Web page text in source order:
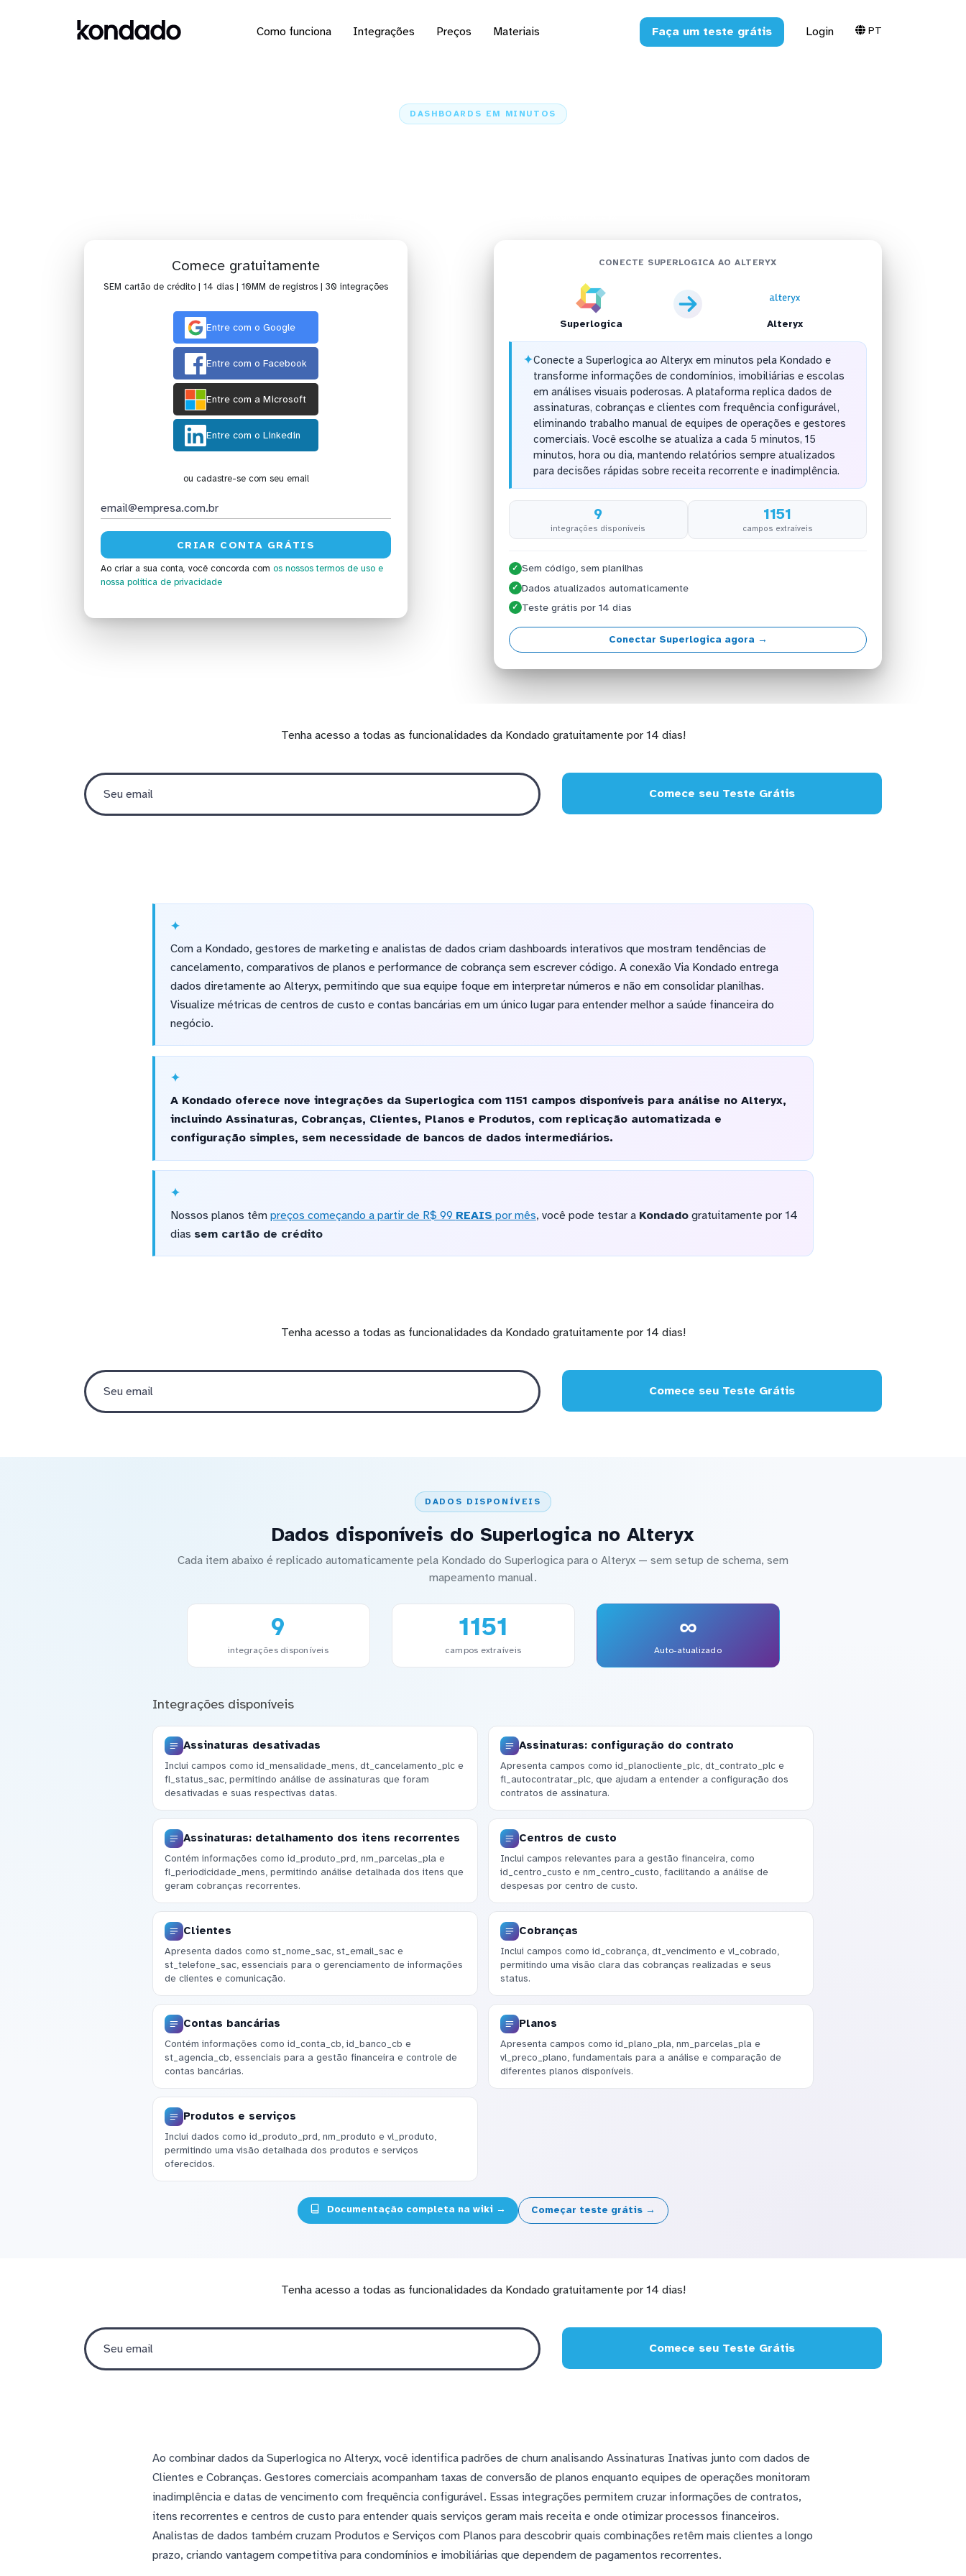
Como funciona Integrações Preços Materiais Faça um teste grátis Login PT
DASHBOARDS EM MINUTOS
Comece gratuitamente
SEM cartão de crédito | 14 dias | 10MM de registros | 30 integrações
Entre com o Google
Entre com o Facebook
Entre com a Microsoft
Entre com o Linkedin
ou cadastre-se com seu email
Ao criar a sua conta, você concorda com os nossos termos de uso e
nossa política de privacidade
CONECTE SUPERLOGICA AO ALTERYX
Superlogica Alteryx
✦Conecte a Superlogica ao Alteryx em minutos pela Kondado e
transforme informações de condomínios, imobiliárias e escolas
em análises visuais poderosas. A plataforma replica dados de
assinaturas, cobranças e clientes com frequência configurável,
eliminando trabalho manual de equipes de operações e gestores
comerciais. Você escolhe se atualiza a cada 5 minutos, 15
minutos, hora ou dia, mantendo relatórios sempre atualizados
para decisões rápidas sobre receita recorrente e inadimplência.
9
integrações disponíveis
1151
campos extraíveis
✓ Sem código, sem planilhas
✓ Dados atualizados automaticamente
✓ Teste grátis por 14 dias
Conectar Superlogica agora →
Tenha acesso a todas as funcionalidades da Kondado gratuitamente por 14 dias!
Comece seu Teste Grátis
Com a Kondado, gestores de marketing e analistas de dados criam dashboards interativos que mostram tendências de
cancelamento, comparativos de planos e performance de cobrança sem escrever código. A conexão Via Kondado entrega
dados diretamente ao Alteryx, permitindo que sua equipe foque em interpretar números e não em consolidar planilhas.
Visualize métricas de centros de custo e contas bancárias em um único lugar para entender melhor a saúde financeira do
negócio.
A Kondado oferece nove integrações da Superlogica com 1151 campos disponíveis para análise no Alteryx,
incluindo Assinaturas, Cobranças, Clientes, Planos e Produtos, com replicação automatizada e
configuração simples, sem necessidade de bancos de dados intermediários.
Nossos planos têm preços começando a partir de R$ 99 REAIS por mês, você pode testar a Kondadogratuitamente por 14
dias sem cartão de crédito
Tenha acesso a todas as funcionalidades da Kondado gratuitamente por 14 dias!
Comece seu Teste Grátis
DADOS DISPONÍVEIS
Dados disponíveis do Superlogica no Alteryx
Cada item abaixo é replicado automaticamente pela Kondado do Superlogica para o Alteryx — sem setup de schema, sem
mapeamento manual.
9
integrações disponíveis
1151
campos extraíveis
∞
Auto-atualizado
Integrações disponíveis
Assinaturas desativadas
Inclui campos como id_mensalidade_mens, dt_cancelamento_plc e
fl_status_sac, permitindo análise de assinaturas que foram
desativadas e suas respectivas datas.
Assinaturas: configuração do contrato
Apresenta campos como id_planocliente_plc, dt_contrato_plc e
fl_autocontratar_plc, que ajudam a entender a configuração dos
contratos de assinatura.
Assinaturas: detalhamento dos itens recorrentes
Contém informações como id_produto_prd, nm_parcelas_pla e
fl_periodicidade_mens, permitindo análise detalhada dos itens que
geram cobranças recorrentes.
Centros de custo
Inclui campos relevantes para a gestão financeira, como
id_centro_custo e nm_centro_custo, facilitando a análise de
despesas por centro de custo.
Clientes
Apresenta dados como st_nome_sac, st_email_sac e
st_telefone_sac, essenciais para o gerenciamento de informações
de clientes e comunicação.
Cobranças
Inclui campos como id_cobrança, dt_vencimento e vl_cobrado,
permitindo uma visão clara das cobranças realizadas e seus
status.
Contas bancárias
Contém informações como id_conta_cb, id_banco_cb e
st_agencia_cb, essenciais para a gestão financeira e controle de
contas bancárias.
Planos
Apresenta campos como id_plano_pla, nm_parcelas_pla e
vl_preco_plano, fundamentais para a análise e comparação de
diferentes planos disponíveis.
Produtos e serviços
Inclui dados como id_produto_prd, nm_produto e vl_produto,
permitindo uma visão detalhada dos produtos e serviços
oferecidos.
Documentação completa na wiki → Começar teste grátis →
Tenha acesso a todas as funcionalidades da Kondado gratuitamente por 14 dias!
Comece seu Teste Grátis
Ao combinar dados da Superlogica no Alteryx, você identifica padrões de churn analisando Assinaturas Inativas junto com dados de
Clientes e Cobranças. Gestores comerciais acompanham taxas de conversão de planos enquanto equipes de operações monitoram
inadimplência e datas de vencimento com frequência configurável. Essas integrações permitem cruzar informações de contratos,
itens recorrentes e centros de custo para entender quais serviços geram mais receita e onde otimizar processos financeiros.
Analistas de dados também cruzam Produtos e Serviços com Planos para descobrir quais combinações retêm mais clientes a longo
prazo, criando vantagem competitiva para condomínios e imobiliárias que dependem de pagamentos recorrentes.